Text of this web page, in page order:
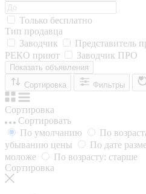
Только бесплатно
Тип продавца
Заводчик
Представитель
РЕКО приют
Заводчик ПРО
Показать объявления
Сортировка
Фильтры
Сортировка
Сортировать
По умолчанию
По
убыванию цены
По дате
моложе
По возрасту: старше
Сортировка